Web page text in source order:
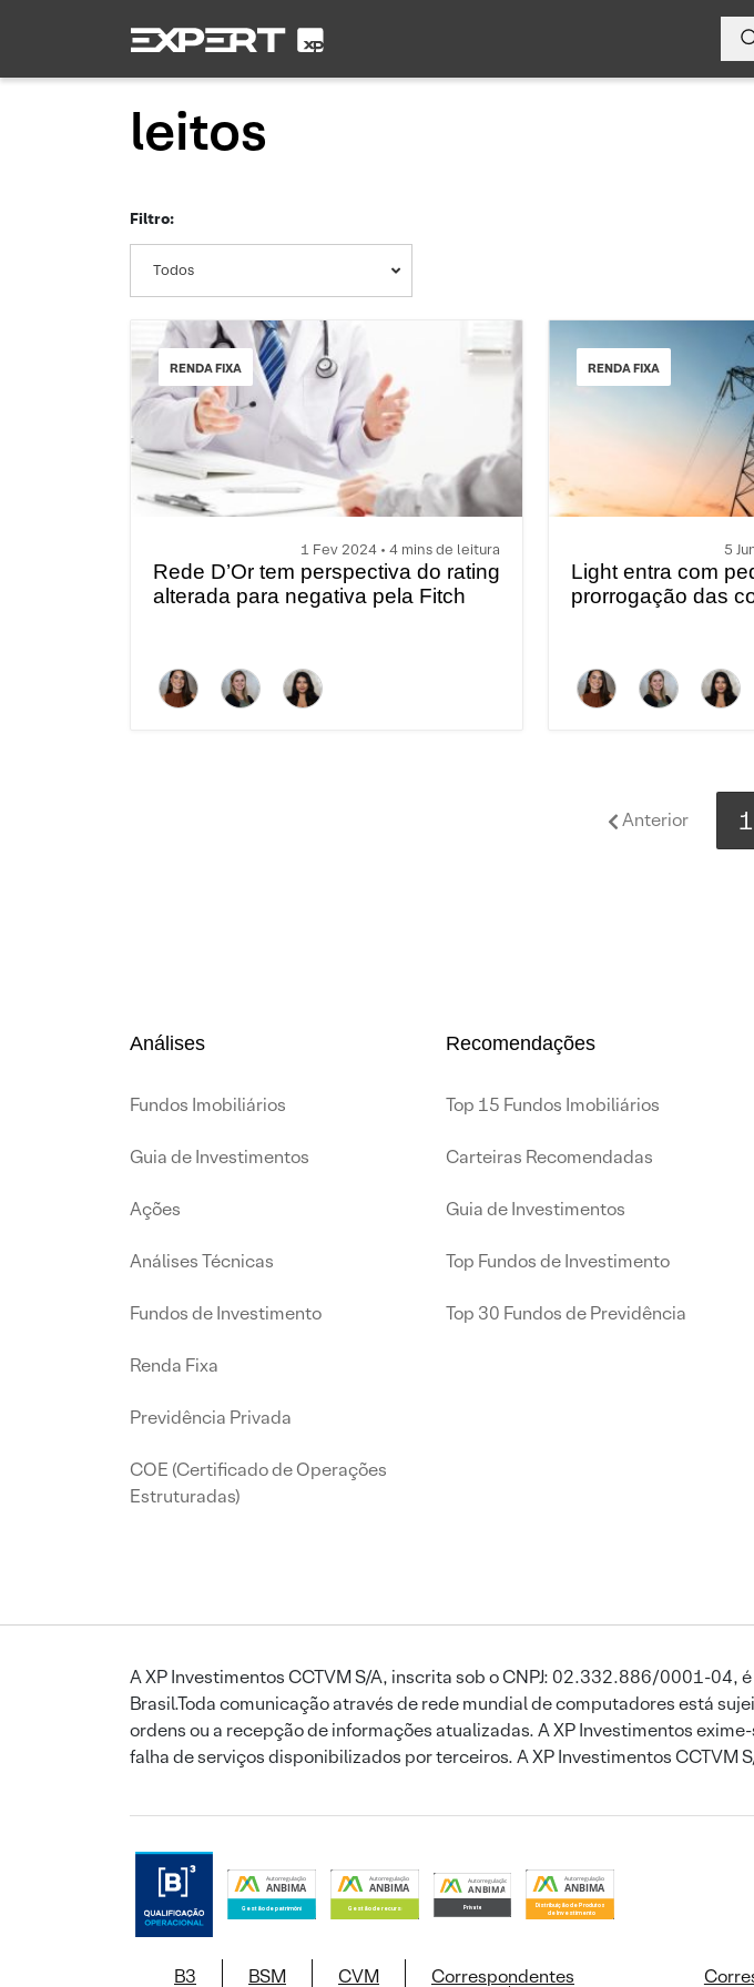
leitos
Filtro:
Todos
RENDA FIXA
1 Fev 2024 • 4 mins de leitura
Rede D’Or tem perspectiva do rating
alterada para negativa pela Fitch
RENDA FIXA
5
Light entra com
prorrogação das
Anterior 1
Análises
Fundos Imobiliários
Guia de Investimentos
Ações
Análises Técnicas
Fundos de Investimento
Renda Fixa
Previdência Privada
COE (Certificado de Operações
Estruturadas)
Recomendações
Top 15 Fundos Imobiliários
Carteiras Recomendadas
Guia de Investimentos
Top Fundos de Investimento
Top 30 Fundos de Previdência
A XP Investimentos CCTVM S/A, inscrita sob o CNPJ: 02.332.886/0001-
Brasil.Toda comunicação através de rede mundial de computadores está
ordens ou a recepção de informações atualizadas. A XP Investimentos
falha de serviços disponibilizados por terceiros. A XP Investimentos
B3 BSM CVM Correspondentes